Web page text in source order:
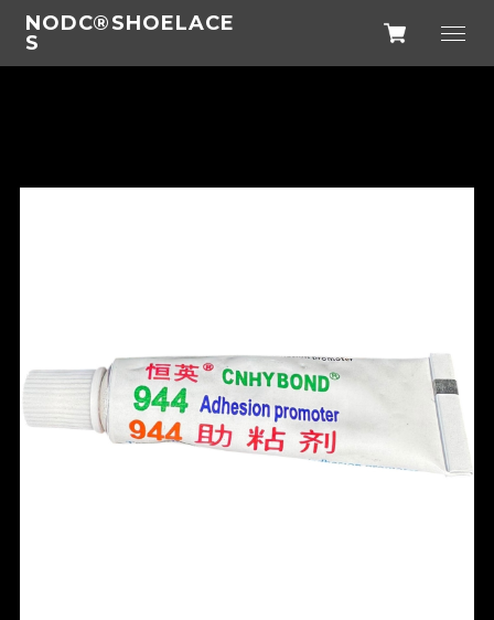
NODC®SHOELACE
S